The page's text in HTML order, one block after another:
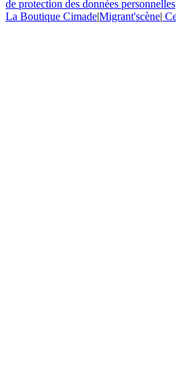
de protection des données personnelles
La Boutique Cimade|Migrant'scène|